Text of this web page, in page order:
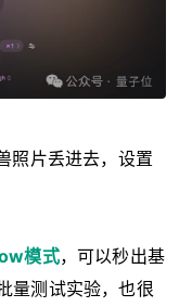
照片丢进去，设置
模式，可以秒出基
量测试实验，也很